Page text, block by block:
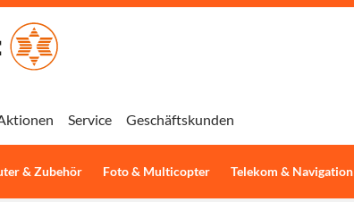
& Zubehör Foto & Multicopter Telekom & Navigation
Service Geschäftskunden